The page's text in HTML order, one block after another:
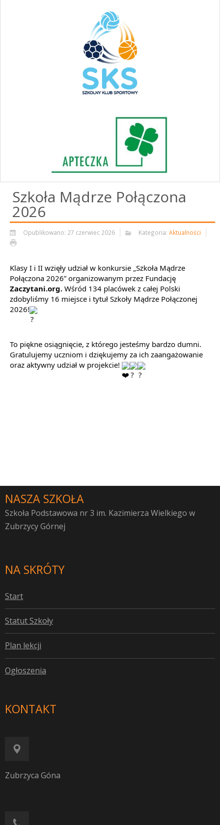
Szkoła Mądrze Połączona
2026
Opublikowano: 27 czerwiec 2026 Kategoria: Aktualności
Klasy I i II wzięły udział w konkursie „Szkoła Mądrze
Zaczytani.org. Wśród 134 placówek z całej Polski
zdobyliśmy 16 miejsce i tytuł Szkoły Mądrze Połączonej
2026!
To piękne osiągnięcie, z którego jesteśmy bardzo dumni.
Gratulujemy uczniom i dziękujemy za ich zaangażowanie
oraz aktywny udział w projekcie!
NASZA SZKOŁA
Szkoła Podstawowa nr 3 im. Kazimierza Wielkiego w
Zubrzycy Górnej
NA SKRÓTY
Start
Statut Szkoły
Plan lekcji
Ogłoszenia
KONTAKT
Zubrzyca Góna